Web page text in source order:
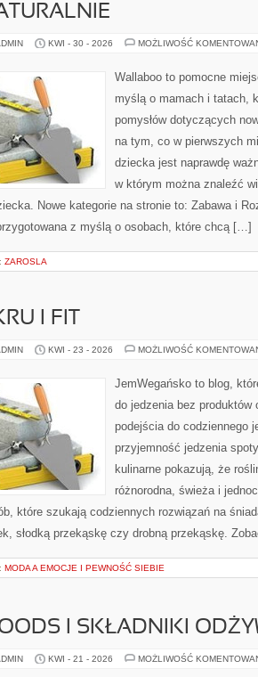
KWI - 30 - 2026 MOŻLIWOŚĆ
Wallaboo to pomocne
myślą o mamach i tatach,
pomysłów dotyczących
na tym, co w pierwszych
dziecka jest naprawdę
w którym można znaleźć
Nowe kategorie na stronie to: Zabawa i
z myślą o osobach, które chcą […]
ZAROSLA
I FIT
KWI - 23 - 2026 MOŻLIWOŚĆ
JemWegańsko to blog,
do jedzenia bez produktów
podejścia do codziennego
przyjemność jedzenia
kulinarne pokazują, że
różnorodna, świeża i
które szukają codziennych rozwiązań na
słodką przekąskę czy drobną przekąskę.
MODA A EMOCJE I PEWNOŚĆ SIEBIE
I SKŁADNIKI
KWI - 21 - 2026 MOŻLIWOŚĆ